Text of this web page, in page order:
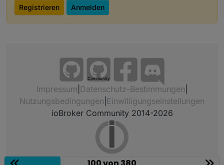
Registrieren Anmelden
Community
Impressum Datenschutz-Bestimmungen
Nutzungsbedingungen Einwilligungseinstellungen
ioBroker Community 2014-2026